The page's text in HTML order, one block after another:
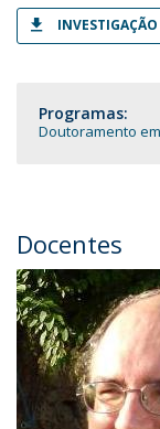
Programas:
Doutoramento
Docentes